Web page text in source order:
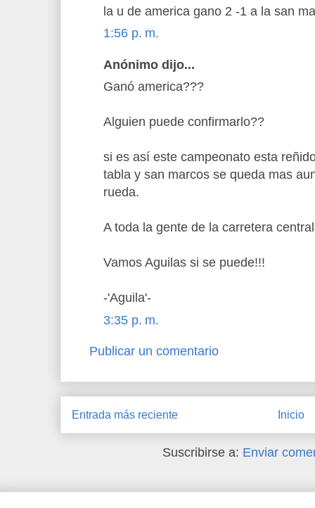
la u de america gano 2 -1 a la san
1:56 p. m.
Anónimo dijo...
Ganó america???
Alguien puede confirmarlo??
si es así este campeonato esta
tabla y san marcos se queda mas
rueda.
A toda la gente de la carretera
Vamos Aguilas si se puede!!!
-'Aguila'-
3:35 p. m.
Publicar un comentario
Entrada más reciente Inicio
Suscribirse a: Enviar